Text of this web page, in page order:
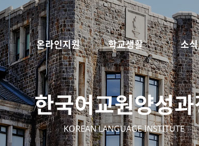
온라인지원 학교생활 소
한국어교원양성과
KOREAN LANGUAGE INSTITUTE